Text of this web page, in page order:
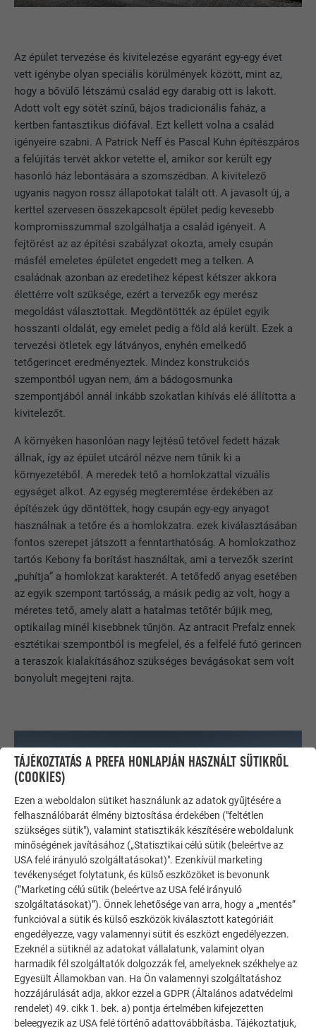
Az épület tervezése és kivitelezése egyaránt egy-egy évet
vett igénybe olyan speciális körülmények között, mint az,
hogy a bővülő létszámú család egy darabig ott is lakott.
Adott volt egy sötét színű, bájos tradicionális faház, a
kertben fantasztikus diófával. Ezt kellett volna a család
igényeire szabni. A Patrick Neff és Pascal Kuhn építészpáros
a felújítás tervét akkor vetette el, amikor sor került egy
hasonló ház lebontására a szomszédban. A kivitelező
ugyanis nagyon rossz állapotokat talált ott. A javasolt új, a
kerttel szervesen összekapcsolt épület pedig kevesebb
kompromisszummal szolgálhatja a család igényeit. A
fejtörést az az építési szabályzat okozta, amely csupán
másfél emeletes épületet engedett meg a telken. A
családnak azonban az eredetihez képest kétszer akkora
élettérre volt szüksége, ezért a tervezők egy merész
megoldást választottak. Megdöntötték az épület egyik
hosszanti oldalát, egy emelet pedig a föld alá került. Ezek a
tervezési ötletek egy látványos, enyhén emelkedő
tetőgerincet eredményeztek. Mindez konstrukciós
szempontból ugyan nem, ám a bádogosmunka
szempontjából annál inkább szokatlan kihívás elé állította a
kivitelezőt.
A környéken hasonlóan nagy lejtésű tetővel fedett házak
állnak, így az épület utcáról nézve nem tűnik ki a
környezetéből. A meredek tető a homlokzattal vizuális
egységet alkot. Az egység megteremtése érdekében az
építészek úgy döntöttek, hogy csupán egy-egy anyagot
használnak a tetőre és a homlokzatra. ezek kiválasztásában
fontos szerepet játszott a fenntarthatóság. A homlokzathoz
tartós Kebony fa borítást használtak, ami a tervezők szerint
„puhítja” a homlokzat karakterét. A tetőfedő anyag esetében
az egyik szempont tartósság, a másik pedig az volt, hogy a
méretes tető, amely alatt a hatalmas tetőtér bújik meg,
optikailag minél kisebbnek tűnjön. Az antracit Prefalz ennek
esztétikai szempontból is megfelel, és a felfelé futó gerincen
a teraszok kialakításához szükséges bevágásokat sem volt
bonyolult megejteni rajta.
AZ ÉPÍTÉSZET HOZZA A MEGOLDÁST, NEM A
TECHNOLÓGIA
TÁJÉKOZTATÁS A PREFA HONLAPJÁN HASZNÁLT SÜTIKRŐL
(COOKIES)
Ezen a weboldalon sütiket használunk az adatok gyűjtésére a
felhasználóbarát élmény biztosítása érdekében ("feltétlen
szükséges sütik"), valamint statisztikák készítésére weboldalunk
minőségének javításához („Statisztikai célú sütik (beleértve az
USA felé irányuló szolgáltatásokat)". Ezenkívül marketing
tevékenységet folytatunk, és külső eszközöket is bevonunk
(”Marketing célú sütik (beleértve az USA felé irányuló
szolgáltatásokat)”). Önnek lehetősége van arra, hogy a „mentés”
funkcióval a sütik és külső eszközök kiválasztott kategóriáit
engedélyezze, vagy valamennyi sütit és eszközt engedélyezzen.
Ezeknél a sütiknél az adatokat vállalatunk, valamint olyan
harmadik fél szolgáltatók dolgozzák fel, amelyeknek székhelye az
Egyesült Államokban van. Ha Ön valamennyi szolgáltatáshoz
hozzájárulását adja, akkor ezzel a GDPR (Általános adatvédelmi
rendelet) 49. cikk 1. bek. a) pontja értelmében kifejezetten
beleegyezik az USA felé történő adattovábbításba. Tájékoztatjuk,